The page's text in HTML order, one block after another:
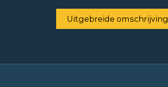
Uitgebreide omschrijving